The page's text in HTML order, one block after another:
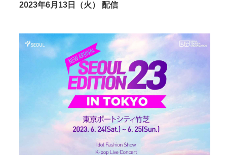
2023年6月13日（火） 配信